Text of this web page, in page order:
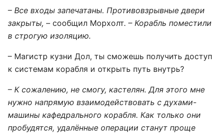
– Все входы запечатаны. Противовзрывные двери
закрыты, – сообщил Морхолт. – Корабль поместили
в строгую изоляцию.
– Магистр кузни Дол, ты сможешь получить доступ
к системам корабля и открыть путь внутрь?
– К сожалению, не смогу, кастелян. Для этого мне
нужно напрямую взаимодействовать с духами-
машины кафедрального корабля. Как только они
пробудятся, удалённые операции станут проще